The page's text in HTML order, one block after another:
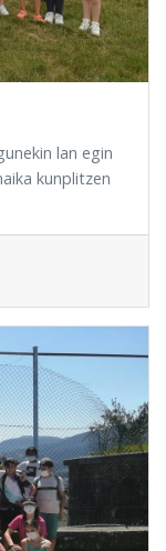
lan egin
kunplitzen